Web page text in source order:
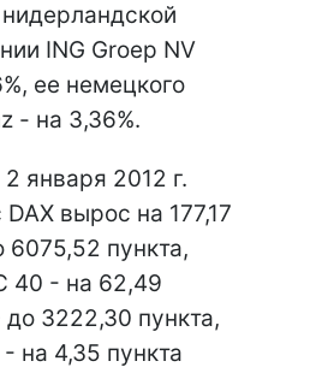
ING Groep NV
ее немецкого
- на 3,36%.
января 2012 г.
вырос на 177,17
6075,52 пункта,
40 - на 62,49
до 3222,30 пункта,
на 4,35 пункта